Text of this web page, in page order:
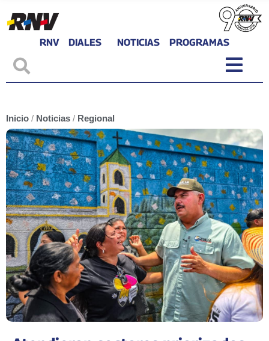
RNV DIALES NOTICIAS PROGRAMAS
Inicio / Noticias / Regional